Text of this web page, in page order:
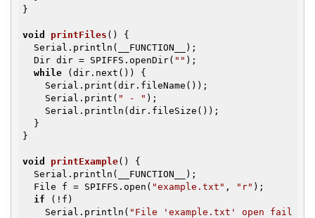
}
void printFiles ()
{
  Dir dir = SPIFFS.openDir(
"" );
while (dir.next()) {
    Serial.print(
" - " );
}
void printExample()
{
  File f = SPIFFS.open(
"example.txt" , "r" );
if (!f)
    Serial.println(
"File 'example.txt' open fail